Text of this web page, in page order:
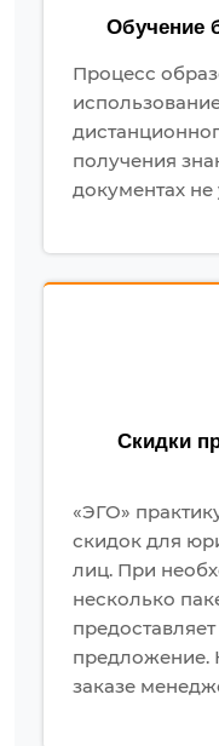
Обучение
Процесс
получения
документах не
Скидки
«ЭГО»
скидок для
лиц. При
несколько
предложение.
заказе